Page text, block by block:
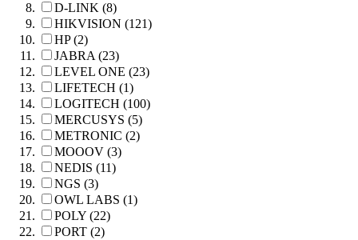
D-LINK (8)
HIKVISION (121)
HP (2)
JABRA (23)
LEVEL ONE (23)
LIFETECH (1)
LOGITECH (100)
MERCUSYS (5)
METRONIC (2)
MOOOV (3)
NEDIS (11)
NGS (3)
OWL LABS (1)
POLY (22)
PORT (2)